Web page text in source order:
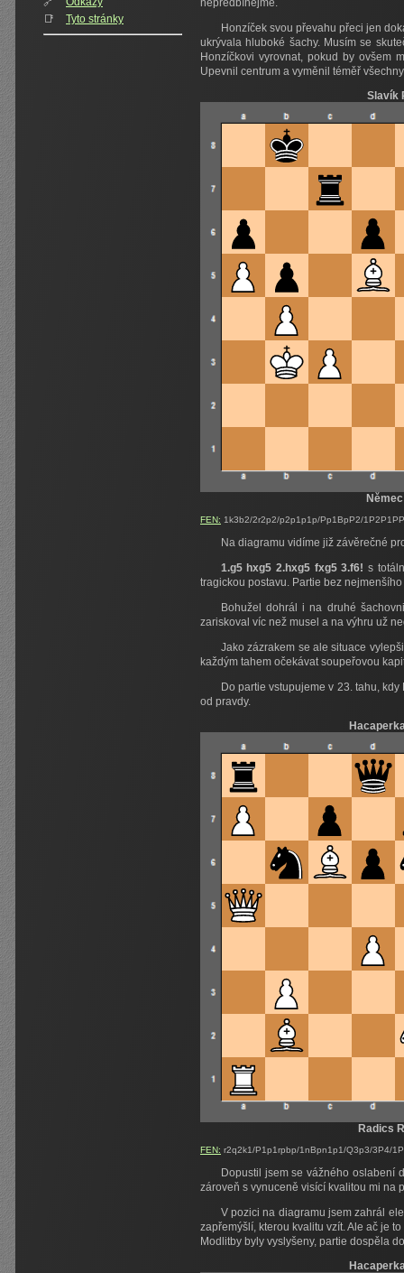
📑
Tyto stránky
nepředbíhejme.
Honzíček svou převahu přeci jen
ukrývala hluboké šachy. Musím se
Honzíčkovi vyrovnat, pokud by ovšem
Upevnil centrum a vyměnil téměř
Slavík
FEN: 1k3b2/2r2p2/p2p1p1p/Pp1BpP2/
Na diagramu vidíme již závěrečné
1.g5 hxg5 2.hxg5 fxg5 3.f6!s
tragickou postavu. Partie bez
Bohužel dohrál i na druhé
zariskoval víc než musel a na výhru už
Jako zázrakem se ale situace
každým tahem očekávat soupeřovou
Do partie vstupujeme v 23. tahu,
od pravdy.
Radics
FEN: r2q2k1/P1p1rpbp/1nBpn1p1/Q3p3/3P4/
Dopustil jsem se vážného oslabení
zároveň s vynuceně visící kvalitou mi na
V pozici na diagramu jsem zahrál
zapřemýšlí, kterou kvalitu vzít. Ale ač je
Modlitby byly vyslyšeny, partie dospěla